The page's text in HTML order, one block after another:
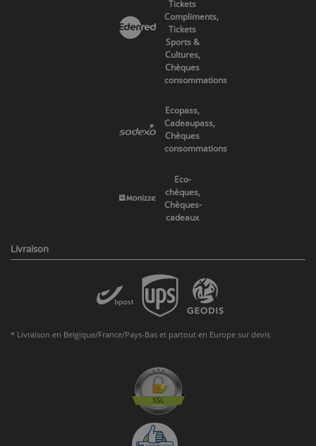
Tickets
Compliments,
Tickets
Sports &
Cultures,
Chèques
consommations
Ecopass,
Cadeaupass,
Chèques
consommations
Eco-
chèques,
Chèques-
cadeaux
Livraison
* Livraison en Belgique/France/Pays-Bas et partout en Europe sur devis